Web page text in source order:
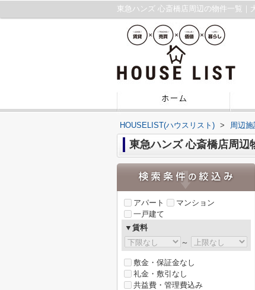
東急ハンズ 心斎橋店周辺の物件一覧｜
HOUSELIST(ハウスリスト) > 周辺施
東急ハンズ 心斎橋店周辺
アパート
マンション
一戸建て
▼賃料
～
敷金・保証金なし
礼金・敷引なし
共益費・管理費込み